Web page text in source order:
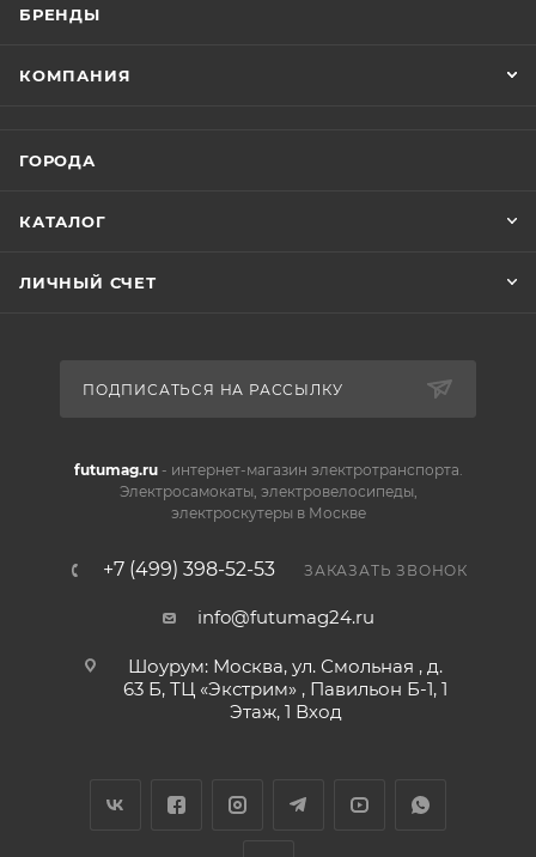
БРЕНДЫ
КОМПАНИЯ
ГОРОДА
КАТАЛОГ
ЛИЧНЫЙ СЧЕТ
ПОДПИСАТЬСЯ НА РАССЫЛКУ
futumag.ru- интернет-магазин электротранспорта.
Электросамокаты, электровелосипеды,
электроскутеры в Москве
+7 (499) 398-52-53 ЗАКАЗАТЬ ЗВОНОК
info@futumag24.ru
Шоурум: Москва, ул. Смольная , д.
63 Б, ТЦ «Экстрим» , Павильон Б-1, 1
Этаж, 1 Вход